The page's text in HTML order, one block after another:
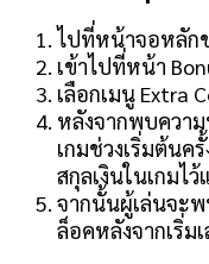
ไปที่หน้าจอหลักข
เข้าไปที่หน้า
เลือกเมนู Extra
หลังจากพบความ
เกมช่วงเริ่มต้นค
สกุลเงินในเกมไ
จากนั้นผู้เล่นจะ
ล็อคหลังจากเริ่ม